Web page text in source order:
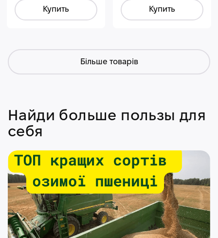
Купить Купить
Більше товарів
Найди больше пользы для
себя